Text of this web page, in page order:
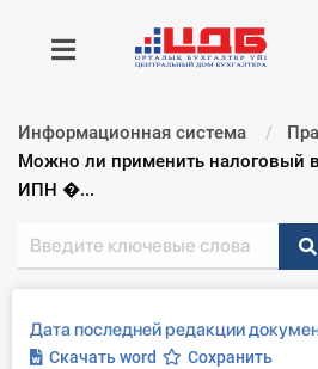
Получить консультацию
Главная ИС
Формы
Информационная система
Текущий:
Можно ли применить налоговый
ИПН �...
Дата последней редакции
Скачать word Сохранить